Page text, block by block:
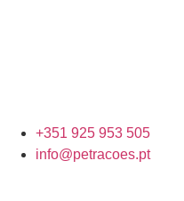
+351 925 953 505
info@petracoes.pt